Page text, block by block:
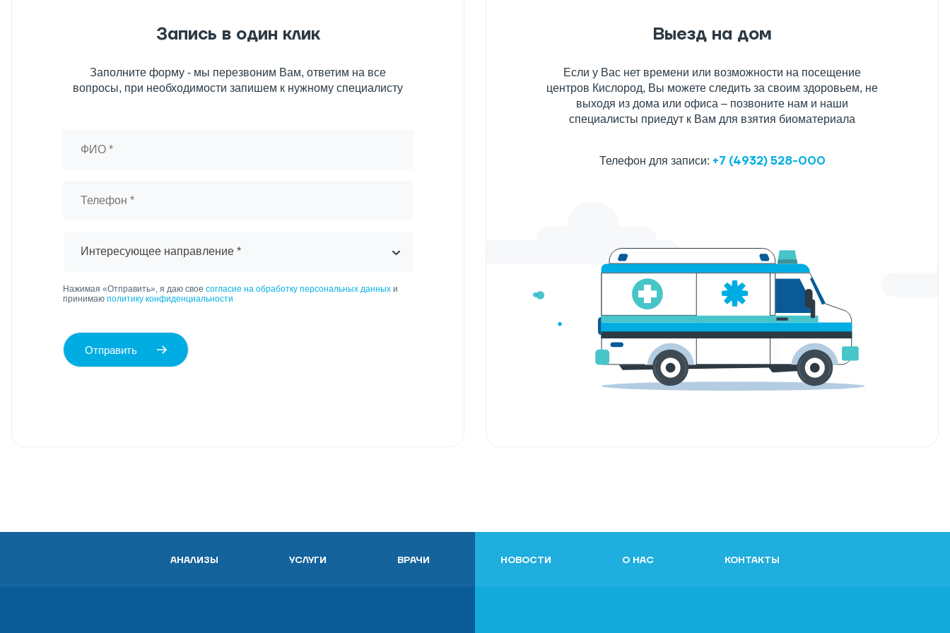
Запись в один клик
Заполните форму - мы перезвоним Вам, ответим на все
вопросы, при необходимости запишем к нужному специалисту
Интересующее направление *
Нажимая «Отправить», я даю свое согласие на обработку персональных данныхи
принимаю политику конфиденциальности
Отправить
Выезд на дом
Если у Вас нет времени или возможности на посещение
центров Кислород, Вы можете следить за своим здоровьем, не
выходя из дома или офиса – позвоните нам и наши
специалисты приедут к Вам для взятия биоматериала
Телефон для записи: +7 (4932) 528-000
АНАЛИЗЫ УСЛУГИ ВРАЧИ НОВОСТИ О НАС КОНТАКТЫ